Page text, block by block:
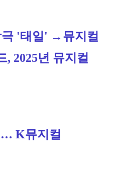
극 '태일' →뮤지컬
2025년 뮤지컬
K뮤지컬